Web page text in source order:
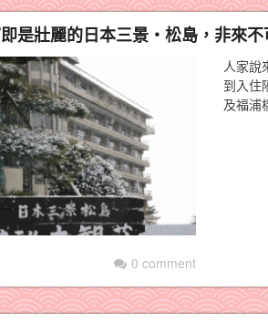
即是壯麗的日本三景‧松島，非來
0 comment
人家說
到入住
及福浦